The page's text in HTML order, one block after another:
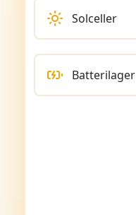
Solceller
Batterilager